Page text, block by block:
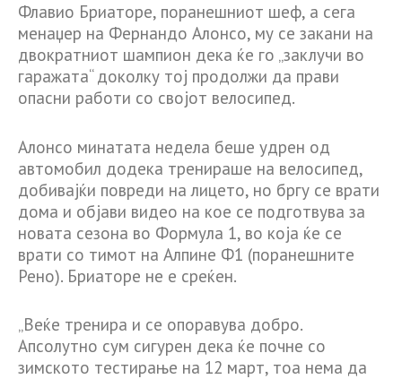
Флавио Бриаторе, поранешниот шеф, а сега
менаџер на Фернандо Алонсо, му се закани на
двократниот шампион дека ќе го „заклучи во
гаражата“ доколку тој продолжи да прави
опасни работи со својот велосипед.
Алонсо минатата недела беше удрен од
автомобил додека тренираше на велосипед,
добивајќи повреди на лицето, но бргу се врати
дома и објави видео на кое се подготвува за
новата сезона во Формула 1, во која ќе се
врати со тимот на Алпине Ф1 (поранешните
Рено). Бриаторе не е среќен.
„Веќе тренира и се опоравува добро.
Апсолутно сум сигурен дека ќе почне со
зимското тестирање на 12 март, тоа нема да